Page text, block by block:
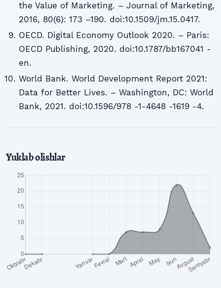
the Value of Marketing. – Journal of Marketing,
2016, 80(6): 173 –190. doi:10.1509/jm.15.0417.
OECD. Digital Economy Outlook 2020. – Paris:
OECD Publishing, 2020. doi:10.1787/bb167041 -
en.
World Bank. World Development Report 2021:
Data for Better Lives. – Washington, DC: World
Bank, 2021. doi:10.1596/978 -1-4648 -1619 -4.
Yuklab olishlar